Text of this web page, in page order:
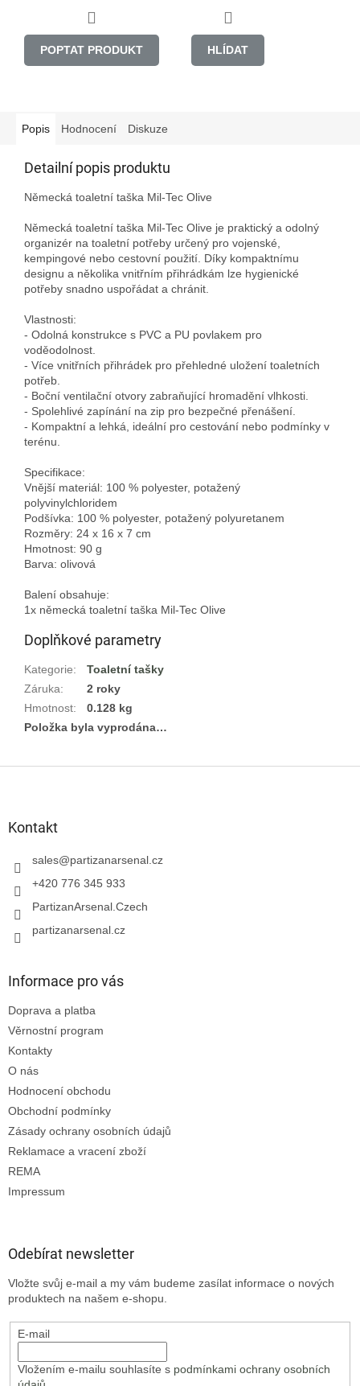
POPTAT PRODUKT HLÍDAT
Popis Hodnocení Diskuze
Detailní popis produktu
Německá toaletní taška Mil-Tec Olive
Německá toaletní taška Mil-Tec Olive je praktický a odolný
organizér na toaletní potřeby určený pro vojenské,
kempingové nebo cestovní použití. Díky kompaktnímu
designu a několika vnitřním přihrádkám lze hygienické
potřeby snadno uspořádat a chránit.
Vlastnosti:
- Odolná konstrukce s PVC a PU povlakem pro
voděodolnost.
- Více vnitřních přihrádek pro přehledné uložení toaletních
potřeb.
- Boční ventilační otvory zabraňující hromadění vlhkosti.
- Spolehlivé zapínání na zip pro bezpečné přenášení.
- Kompaktní a lehká, ideální pro cestování nebo podmínky v
terénu.
Specifikace:
Vnější materiál: 100 % polyester, potažený
polyvinylchloridem
Podšívka: 100 % polyester, potažený polyuretanem
Rozměry: 24 x 16 x 7 cm
Hmotnost: 90 g
Barva: olivová
Balení obsahuje:
Doplňkové parametry
Kategorie:
Toaletní tašky
Záruka:
2 roky
Hmotnost:
0.128 kg
Položka byla vyprodána…
Kontakt
sales@partizanarsenal.cz
+420 776 345 933
PartizanArsenal.Czech
partizanarsenal.cz
Informace pro vás
Doprava a platba
Věrnostní program
Kontakty
O nás
Hodnocení obchodu
Obchodní podmínky
Zásady ochrany osobních údajů
Reklamace a vracení zboží
REMA
Impressum
Odebírat newsletter
Vložte svůj e-mail a my vám budeme zasílat informace o nových
produktech na našem e-shopu.
E-mail
Vložením e-mailu souhlasíte s podmínkami ochrany osobních